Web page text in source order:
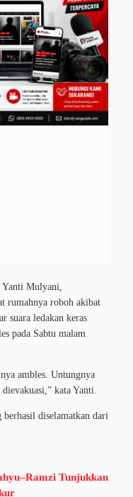
Yanti Mulyani,
rumahnya roboh akibat
suara ledakan keras
pada Sabtu malam
ambles. Untungnya
kata Yanti.
berhasil diselamatkan dari
Tunjukkan